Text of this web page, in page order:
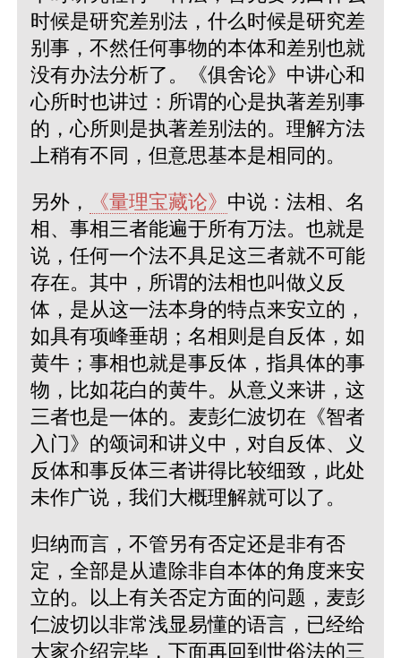
时候是研究差别法，什么时候是研究差
别事，不然任何事物的本体和差别也就
没有办法分析了。《俱舍论》中讲心和
心所时也讲过：所谓的心是执著差别事
的，心所则是执著差别法的。理解方法
上稍有不同，但意思基本是相同的。
另外， 《量理宝藏论》 中说：法相、名
相、事相三者能遍于所有万法。也就是
说，任何一个法不具足这三者就不可能
存在。其中，所谓的法相也叫做义反
体，是从这一法本身的特点来安立的，
如具有项峰垂胡；名相则是自反体，如
黄牛；事相也就是事反体，指具体的事
物，比如花白的黄牛。从意义来讲，这
三者也是一体的。麦彭仁波切在《智者
入门》的颂词和讲义中，对自反体、义
反体和事反体三者讲得比较细致，此处
未作广说，我们大概理解就可以了。
归纳而言，不管另有否定还是非有否
定，全部是从遣除非自本体的角度来安
立的。以上有关否定方面的问题，麦彭
仁波切以非常浅显易懂的语言，已经给
大家介绍完毕，下面再回到世俗法的三